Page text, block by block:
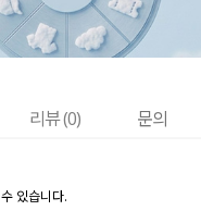
리뷰 (0) 문의
있습니다.